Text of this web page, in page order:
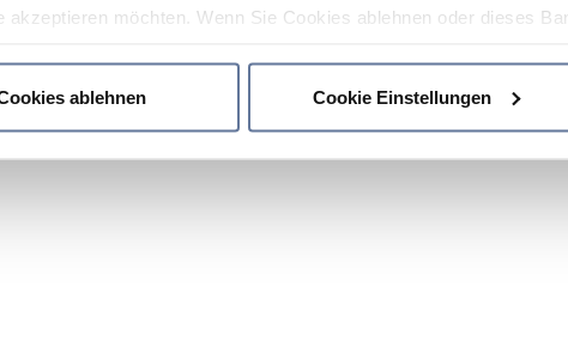
akzeptieren möchten. Wenn Sie Cookies ablehnen oder dieses
ablehnen
Cookie Einstellungen